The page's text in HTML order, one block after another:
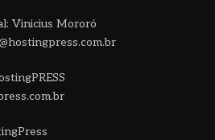
Vinicius Mororó